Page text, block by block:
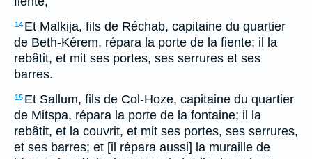
14 Et Malkija, fils de Réchab, capitaine du quartier
de Beth-Kérem, répara la porte de la fiente; il la
rebâtit, et mit ses portes, ses serrures et ses
barres.
15 Et Sallum, fils de Col-Hoze, capitaine du quartier
de Mitspa, répara la porte de la fontaine; il la
rebâtit, et la couvrit, et mit ses portes, ses serrures,
et ses barres; et [il répara aussi] la muraille de